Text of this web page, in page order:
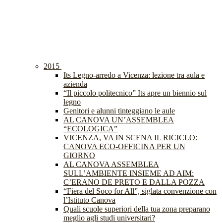
2015
Its Legno-arredo a Vicenza: lezione tra aula e
azienda
“Il piccolo politecnico” Its apre un biennio sul
legno
Genitori e alunni tinteggiano le aule
AL CANOVA UN’ASSEMBLEA
“ECOLOGICA”
VICENZA, VA IN SCENA IL RICICLO:
CANOVA ECO-OFFICINA PER UN
GIORNO
AL CANOVA ASSEMBLEA
SULL’AMBIENTE INSIEME AD AIM:
C’ERANO DE PRETO E DALLA POZZA
“Fiera del Soco for All”, siglata convenzione con
l’Istituto Canova
Quali scuole superiori della tua zona preparano
meglio agli studi universitari?